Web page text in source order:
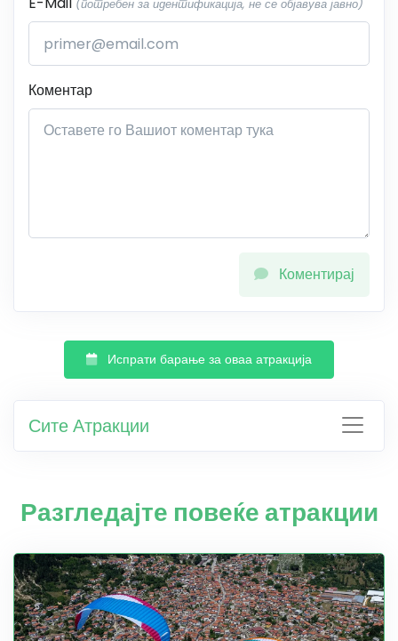
(потребен за идентификација, не се објавува јавно)
Коментар
Коментирај
Испрати барање за оваа атракција
Сите Атракции
Разгледајте повеќе атракции